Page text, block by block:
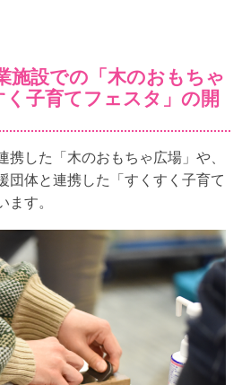
施設での「木のおもちゃ
子育てフェスタ」の開
した「木のおもちゃ広場」や、
団体と連携した「すくすく子育て
す。